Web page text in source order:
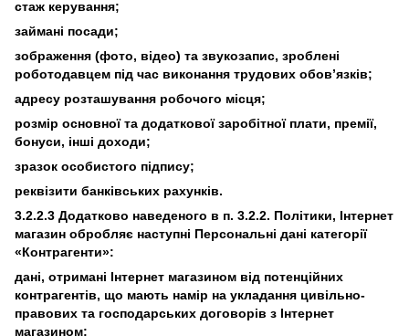
стаж керування;
займані посади;
зображення (фото, відео) та звукозапис, зроблені
роботодавцем під час виконання трудових обов’язків;
адресу розташування робочого місця;
розмір основної та додаткової заробітної плати, премії,
бонуси, інші доходи;
зразок особистого підпису;
реквізити банківських рахунків.
3.2.2.3 Додатково наведеного в п. 3.2.2. Політики, Інтернет
магазин обробляє наступні Персональні дані категорії
«Контрагенти»:
дані, отримані Інтернет магазином від потенційних
контрагентів, що мають намір на укладання цивільно-
правових та господарських договорів з Інтернет
магазином;